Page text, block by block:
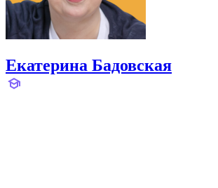
Екатерина Бадовская